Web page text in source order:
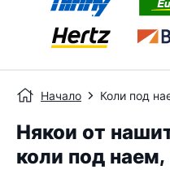
Начало Коли под
Някои от
коли под